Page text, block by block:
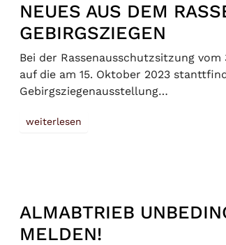
NEUES AUS DEM
GEBIRGSZIEGEN
Bei der Rassenausschutzsitzung vom
auf die am 15. Oktober 2023
Gebirgsziegenausstellung…
weiterlesen
ALMABTRIEB
MELDEN!